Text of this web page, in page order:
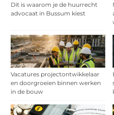
Dit is waarom je de huurrecht
advocaat in Bussum kiest
Vacatures projectontwikkelaar
en doorgroeien binnen werken
in de bouw